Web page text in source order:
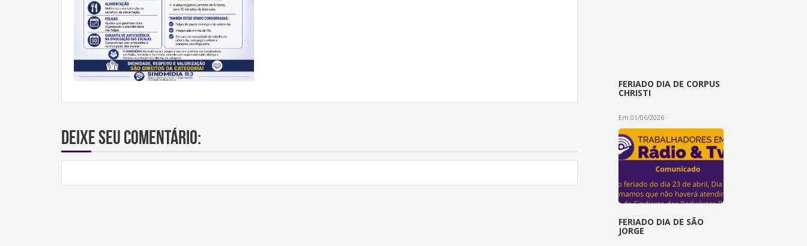
Deixe seu comentário:
FERIADO DIA DE CORPUS
CHRISTI
Em 01/06/2026
FERIADO DIA DE SÃO
JORGE